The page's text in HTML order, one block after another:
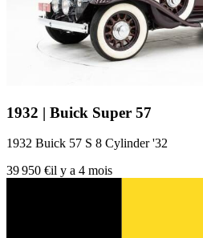
1932 | Buick Super 57
1932 Buick 57 S 8 Cylinder '32
39 950 €il y a 4 mois